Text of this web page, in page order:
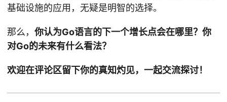
基础设施的应用，无疑是明智的选择。
那么， 你认为Go语言的下一个增长点会在哪里？你
对Go的未来有什么看法？
欢迎在评论区留下你的真知灼见，一起交流探讨！